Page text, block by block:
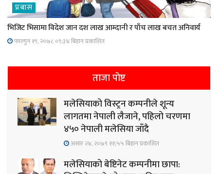
प्रबास
भिजिट भिसामा विदेश जान दश लाख आम्दानी र पाँच लाख बचत अनिवार्य
फाल्गुन १९, २०७८ ०९;३४ बिहान प्रकाशित
ताजा पोष्ट
मलेसियाको विस्ट्रन कम्पनीले शून्य
लागतमा नेपाली लैजाने, पहिलो चरणमा
४५० नेपाली मलेसिया जाँदै
असार २४, २०७९ ११;५५ बिहान प्रकाशित
मलेसियाको बेष्टिनेट कम्पनीमा छापा: